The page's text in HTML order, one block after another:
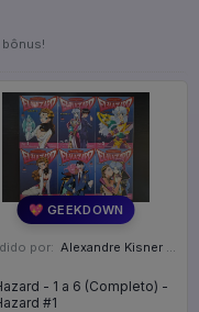
💖 GEEKDOWN
por: Alexandre Kisner - PR
- 1 a 6 (Completo) -
El-Hazard #1